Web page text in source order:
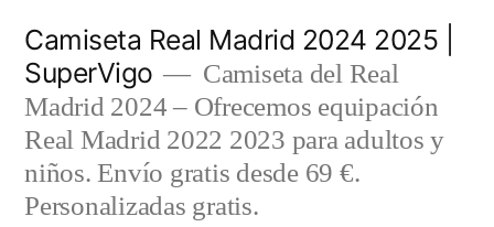
contenido
Camiseta Real Madrid 2024 2025 |
SuperVigo
Camiseta del Real
Madrid 2024 – Ofrecemos equipación
Real Madrid 2022 2023 para adultos y
niños. Envío gratis desde 69 €.
Personalizadas gratis.